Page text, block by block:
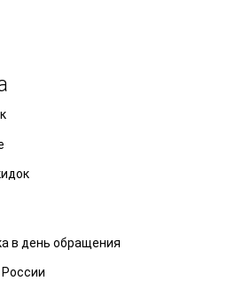
в день обращения